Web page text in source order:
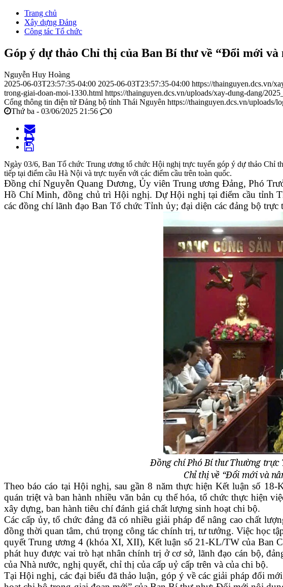
Trang chủ
Xây dựng Đảng
Công tác Tổ chức
Góp ý dự thảo Chỉ thị của Ban Bí thư về “Đổi mới
Nguyễn Huy Hoàng
2025-06-03T23:57:35-04:00 2025-06-03T23:57:35-04:00 https://thainguyen.dcs.vn/
trong-giai-doan-moi-1330.html https://thainguyen.dcs.vn/uploads/xay-dung-dang/
Cổng thông tin điện tử Đảng bộ tỉnh Thái Nguyên https://thainguyen.dcs.vn/uploads/
Thứ ba - 03/06/2025 21:56
0
Ngày 03/6, Ban Tổ chức Trung ương tổ chức Hội nghị trực tuyến góp ý dự thảo Chỉ
tiếp tại điểm cầu Hà Nội và trực tuyến với các điểm cầu trên toàn quốc.
Đồng chí Nguyễn Quang Dương, Ủy viên Trung ương Đảng, Phó
Hồ Chí Minh, đồng chủ trì Hội nghị. Dự Hội nghị tại điểm cầu tỉnh
các đồng chí lãnh đạo Ban Tổ chức Tỉnh ủy; đại diện các đảng bộ trực
Đồng chí Phó Bí thư Thường trực
Chỉ thị về “Đổi mới và
Theo báo cáo tại Hội nghị, sau gần 8 năm thực hiện Kết luận số
quán triệt và ban hành nhiều văn bản cụ thể hóa, tổ chức thực hiện
xây dựng, ban hành tiêu chí đánh giá chất lượng sinh hoạt chi bộ.
Các cấp ủy, tổ chức đảng đã có nhiều giải pháp để nâng cao chất
đồng thời quan tâm, chú trọng công tác chính trị, tư tưởng. Việc học
quyết Trung ương 4 (khóa XI, XII), Kết luận số 21-KL/TW của Ban
phát huy được vai trò hạt nhân chính trị ở cơ sở, lãnh đạo cán bộ,
của Nhà nước, nghị quyết, chỉ thị của cấp uỷ cấp trên và của chi bộ.
Tại Hội nghị, các đại biểu đã thảo luận, góp ý về các giải pháp đổi